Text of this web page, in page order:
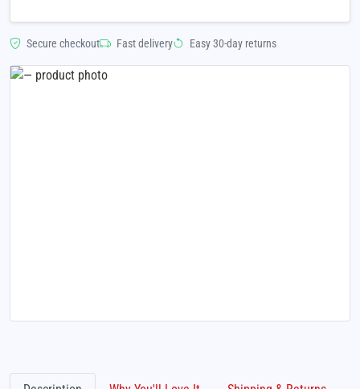
Secure checkout Fast delivery Easy 30-day returns